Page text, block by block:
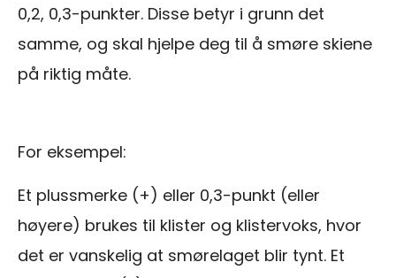
0,2, 0,3-punkter. Disse betyr i grunn det
samme, og skal hjelpe deg til å smøre skiene
på riktig måte.
For eksempel:
Et plussmerke (+) eller 0,3-punkt (eller
høyere) brukes til klister og klistervoks, hvor
det er vanskelig at smørelaget blir tynt. Et